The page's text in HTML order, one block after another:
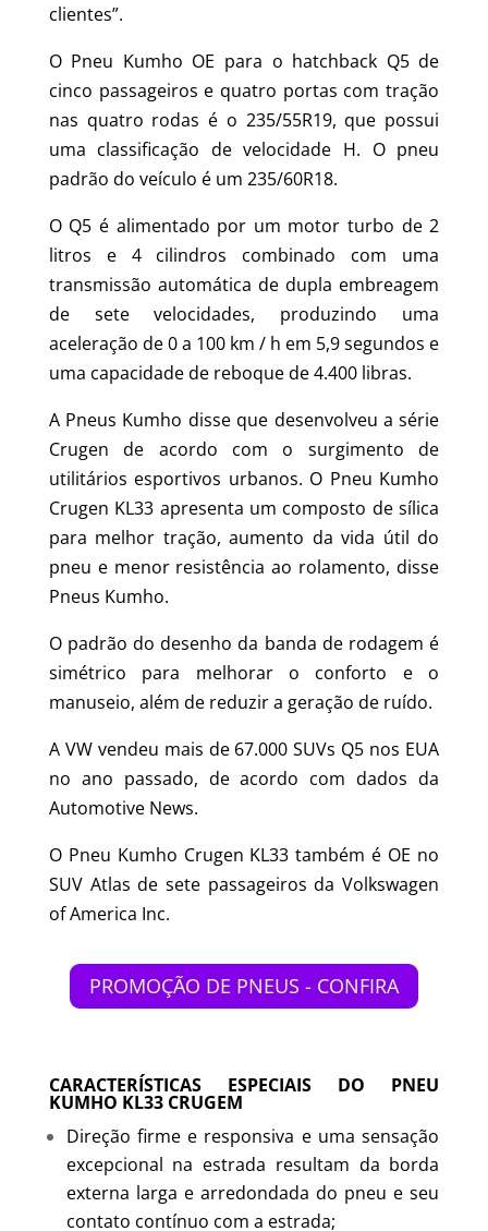
clientes”.
O Pneu Kumho OE para o hatchback Q5 de
cinco passageiros e quatro portas com tração
nas quatro rodas é o 235/55R19, que possui
uma classificação de velocidade H. O pneu
padrão do veículo é um 235/60R18.
O Q5 é alimentado por um motor turbo de 2
litros e 4 cilindros combinado com uma
transmissão automática de dupla embreagem
de sete velocidades, produzindo uma
aceleração de 0 a 100 km / h em 5,9 segundos e
uma capacidade de reboque de 4.400 libras.
A Pneus Kumho disse que desenvolveu a série
Crugen de acordo com o surgimento de
utilitários esportivos urbanos. O Pneu Kumho
Crugen KL33 apresenta um composto de sílica
para melhor tração, aumento da vida útil do
pneu e menor resistência ao rolamento, disse
Pneus Kumho.
O padrão do desenho da banda de rodagem é
simétrico para melhorar o conforto e o
manuseio, além de reduzir a geração de ruído.
A VW vendeu mais de 67.000 SUVs Q5 nos EUA
no ano passado, de acordo com dados da
Automotive News.
O Pneu Kumho Crugen KL33 também é OE no
SUV Atlas de sete passageiros da Volkswagen
of America Inc.
PROMOÇÃO DE PNEUS - CONFIRA
CARACTERÍSTICAS ESPECIAIS DO PNEU
KUMHO KL33 CRUGEM
Direção firme e responsiva e uma sensação
excepcional na estrada resultam da borda
externa larga e arredondada do pneu e seu
contato contínuo com a estrada;